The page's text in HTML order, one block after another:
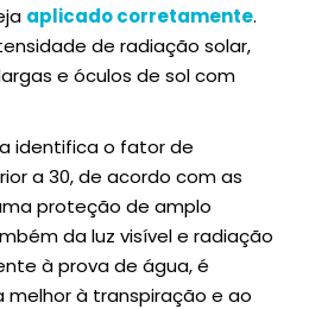
aplicado corretamente.
de radiação solar,
e óculos de sol com
identifica o fator de
a 30, de acordo com as
proteção de amplo
da luz visível e radiação
à prova de água, é
à transpiração e ao